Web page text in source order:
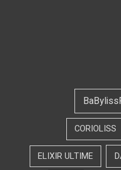
CORIOLISS
ELIXIR ULTIME